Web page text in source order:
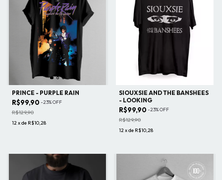
PRINCE - PURPLE RAIN
R$99,90 -23%OFF
R$129,90
12 xde R$10,28
SIOUXSIE AND THE BANSHEES
- LOOKING
R$99,90 -23%OFF
R$129,90
12 xde R$10,28